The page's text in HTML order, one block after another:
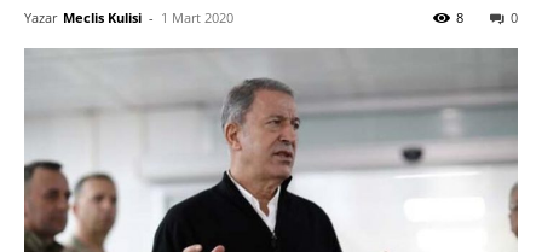
Yazar Meclis Kulisi - 1 Mart 2020 0
8